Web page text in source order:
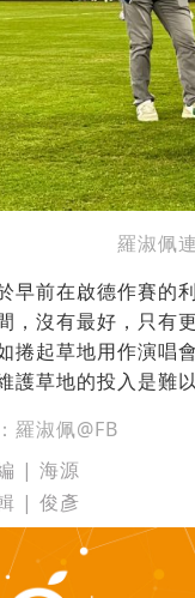
羅淑佩
早前在啟德作賽的
，沒有最好，只有
捲起草地用作演唱
護草地的投入是難
羅淑佩@FB
| 海源
| 俊彥